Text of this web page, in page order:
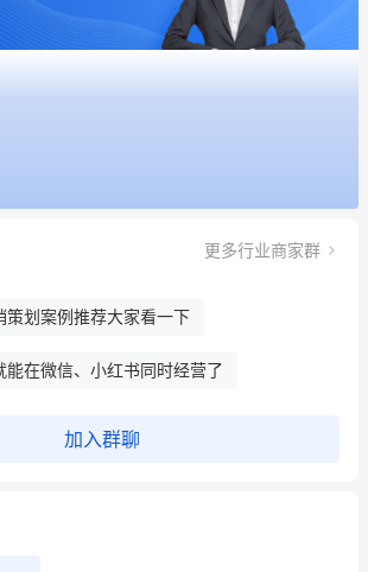
更多行业商家群
策划案例推荐大家看一下
播课程太好啦❤️
源充足需要的联系我
策划案例推荐大家看一下
能在微信、小红书同时经营了
加入群聊